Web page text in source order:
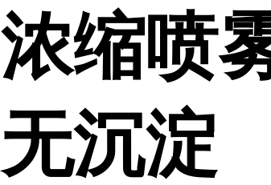
浓缩喷
无沉淀